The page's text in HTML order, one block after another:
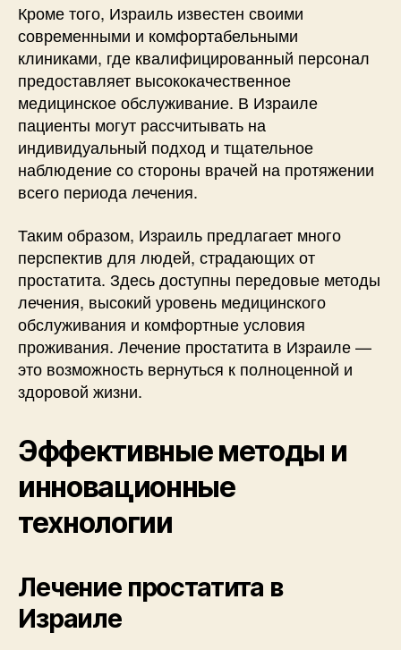
Кроме того, Израиль известен своими
современными и комфортабельными
клиниками, где квалифицированный персонал
предоставляет высококачественное
медицинское обслуживание. В Израиле
пациенты могут рассчитывать на
индивидуальный подход и тщательное
наблюдение со стороны врачей на протяжении
всего периода лечения.
Таким образом, Израиль предлагает много
перспектив для людей, страдающих от
простатита. Здесь доступны передовые методы
лечения, высокий уровень медицинского
обслуживания и комфортные условия
проживания. Лечение простатита в Израиле —
это возможность вернуться к полноценной и
здоровой жизни.
Эффективные методы и
инновационные
технологии
Лечение простатита в
Израиле